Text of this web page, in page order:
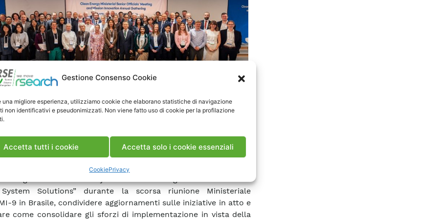
Gestione Consenso Cookie
una migliore esperienza, utilizziamo cookie che elaborano statistiche di navigazione
non identificativi e pseudonimizzati. Non viene fatto uso di cookie per la profilazione
Accetta tutti i cookie Accetta solo i cookie essenziali
CookiePrivacy
di contribuire alla Breakout Session on Power, organizzata
CEM per tutte le iniziative partner e le organizzazioni
La sessione è stata un’occasione per valutare i progressi
Solutions” durante la scorsa riunione Ministeriale
9 in Brasile, condividere aggiornamenti sulle iniziative in atto e
come consolidare gli sforzi di implementazione in vista della